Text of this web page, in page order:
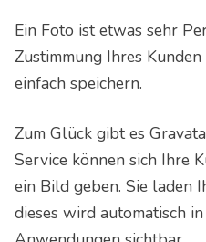
Ein Foto ist etwas sehr
Zustimmung Ihres
einfach speichern.
Zum Glück gibt es
Service können sich Ihre
ein Bild geben. Sie laden
dieses wird automatisch